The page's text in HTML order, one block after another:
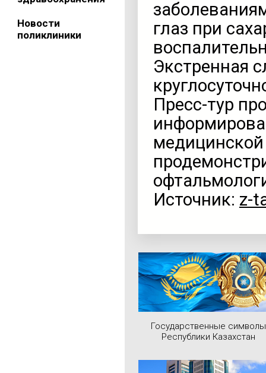
Новости
поликлиники
глаз при
Экстренная
Пресс-тур
Источник: z-
Государственные символы
Республики Казахстан